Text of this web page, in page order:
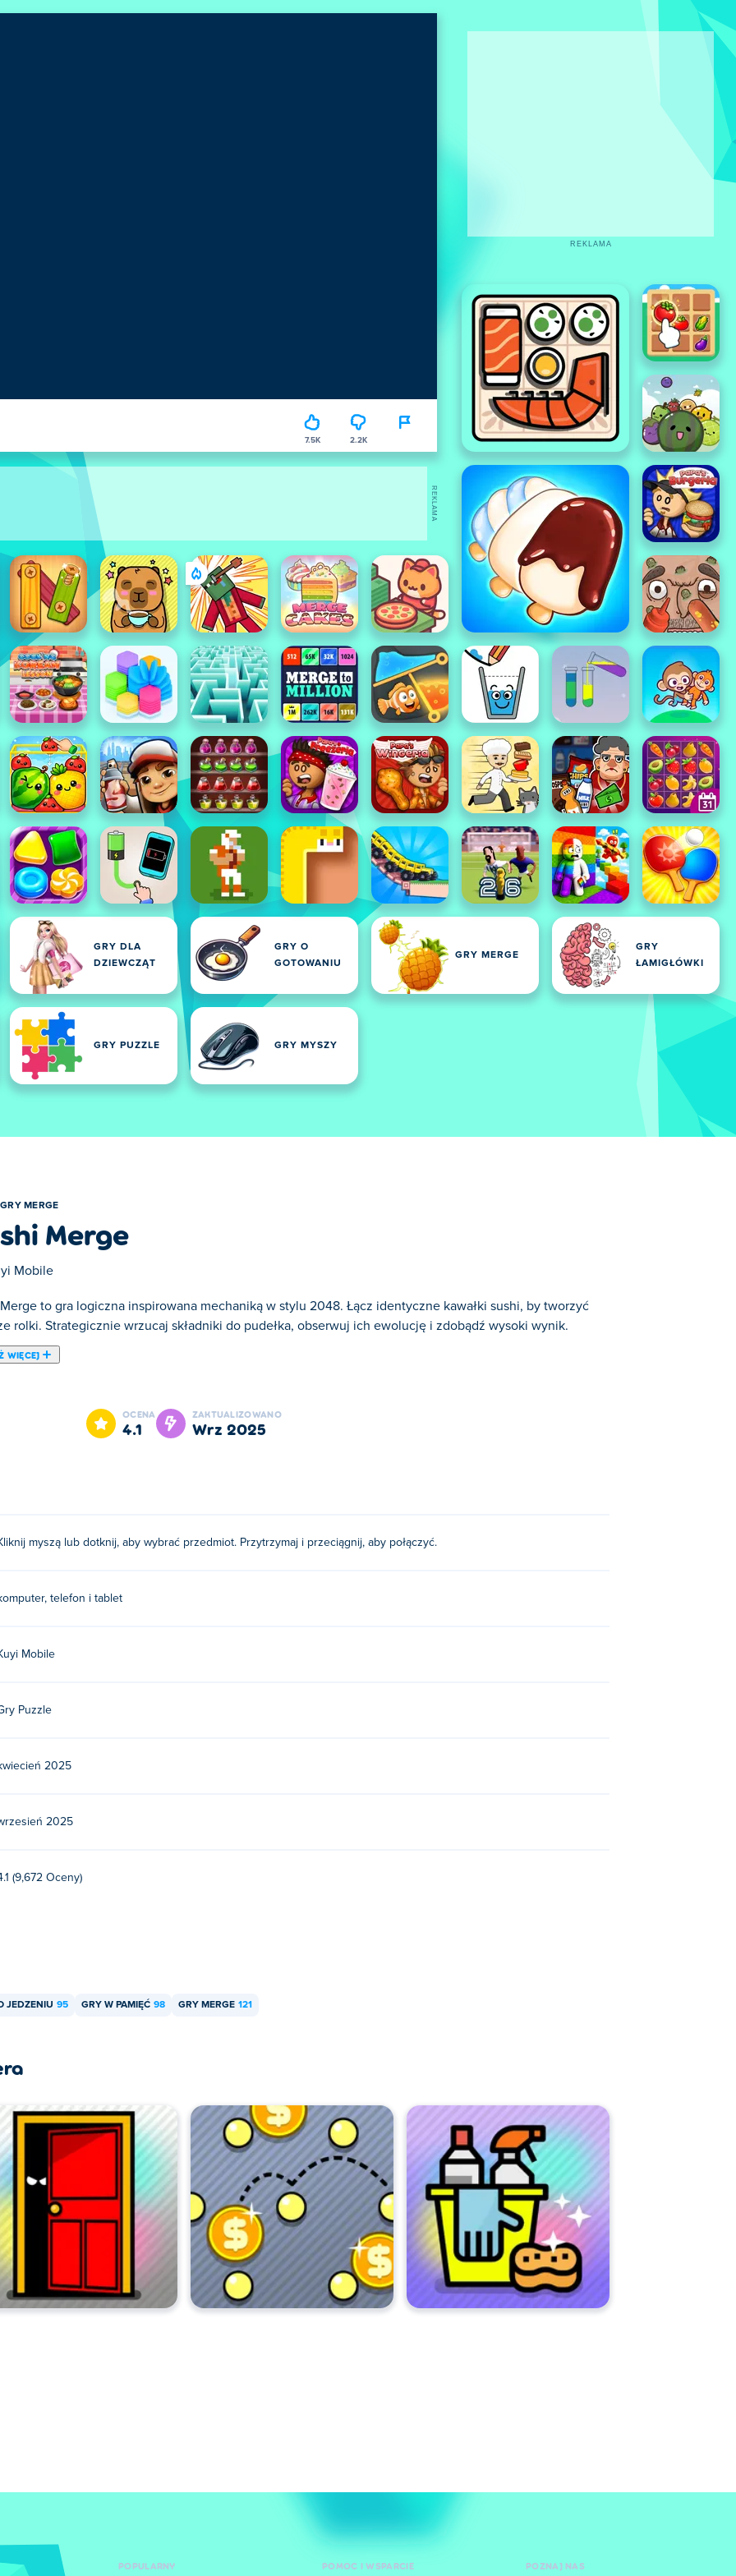
7.5K 2.2K
GRY DLA
DZIEWCZĄT
GRY O
GOTOWANIU
GRY MERGE
GRY
ŁAMIGŁÓWKI
GRY PUZZLE GRY MYSZY
REKLAMA
REKLAMA
GRY MERGE
Merge
Mobile
to gra logiczna inspirowana mechaniką w stylu 2048. Łącz identyczne kawałki sushi, by tworzyć
rolki. Strategicznie wrzucaj składniki do pudełka, obserwuj ich ewolucję i zdobądź wysoki wynik.
WIĘCEJ
w której tworzysz pyszne kombinacje sushi! Zacznij od prostej kulki ryżowej, a następnie połącz
Czy potrafisz odkryć każde sushi w menu?
i przeciągnij, aby połączyć.
mobilnych i komputerach stacjonarnych?
i urządzeniach mobilnych, takich jak telefony i tablety.
OCENA
4.1
ZAKTUALIZOWANO
wrz 2025
myszą lub dotknij, aby wybrać przedmiot. Przytrzymaj i przeciągnij, aby połączyć.
telefon i tablet
Mobile
Puzzle
2025
2025
(9,672 Oceny)
JEDZENIU 95 GRY W PAMIĘĆ 98 GRY MERGE 121
POPULARNY POMOC I WSPARCIE POZNAJ NAS